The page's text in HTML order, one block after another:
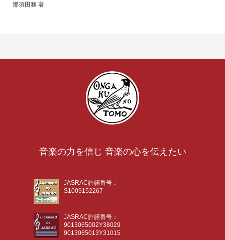
那須田務 著
音楽の力を信じ 音楽の心を伝えたい
JASRAC許諾番号：
S1009152267
JASRAC許諾番号：
9013065002Y38029
9013065013Y31015